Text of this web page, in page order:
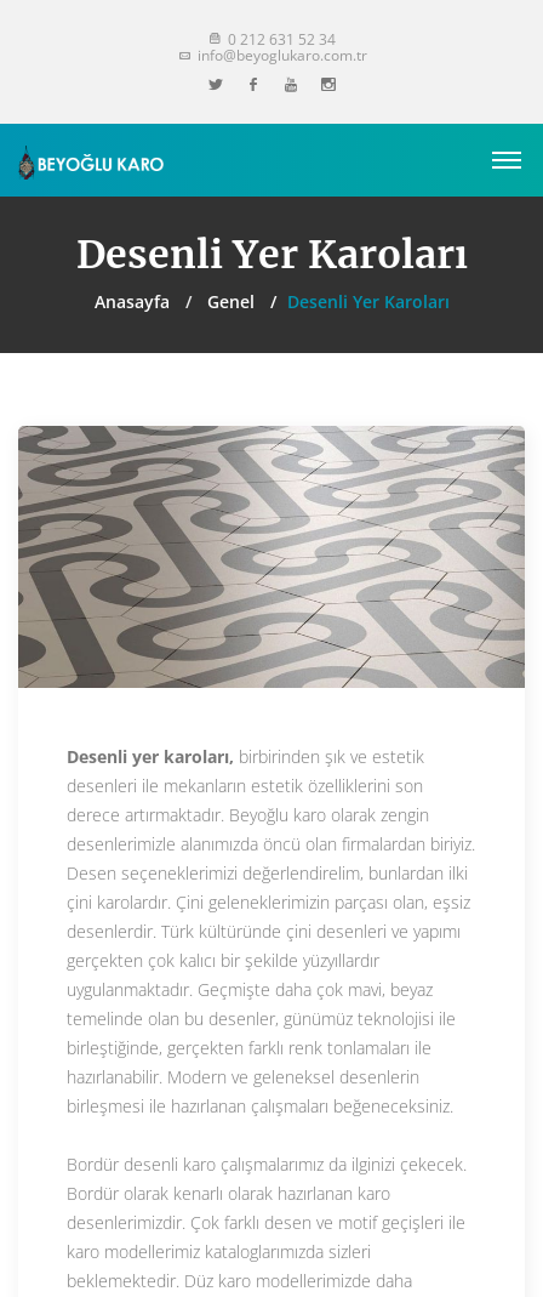
0 212 631 52 34
info@beyoglukaro.com.tr
Desenli Yer Karoları
Anasayfa Genel Desenli Yer Karoları
Desenli yer karoları, birbirinden şık ve estetik
desenleri ile mekanların estetik özelliklerini son
derece artırmaktadır. Beyoğlu karo olarak zengin
desenlerimizle alanımızda öncü olan firmalardan biriyiz.
Desen seçeneklerimizi değerlendirelim, bunlardan ilki
çini karolardır. Çini geleneklerimizin parçası olan, eşsiz
desenlerdir. Türk kültüründe çini desenleri ve yapımı
gerçekten çok kalıcı bir şekilde yüzyıllardır
uygulanmaktadır. Geçmişte daha çok mavi, beyaz
temelinde olan bu desenler, günümüz teknolojisi ile
birleştiğinde, gerçekten farklı renk tonlamaları ile
hazırlanabilir. Modern ve geleneksel desenlerin
birleşmesi ile hazırlanan çalışmaları beğeneceksiniz.
Bordür desenli karo çalışmalarımız da ilginizi çekecek.
Bordür olarak kenarlı olarak hazırlanan karo
desenlerimizdir. Çok farklı desen ve motif geçişleri ile
karo modellerimiz kataloglarımızda sizleri
beklemektedir. Düz karo modellerimizde daha